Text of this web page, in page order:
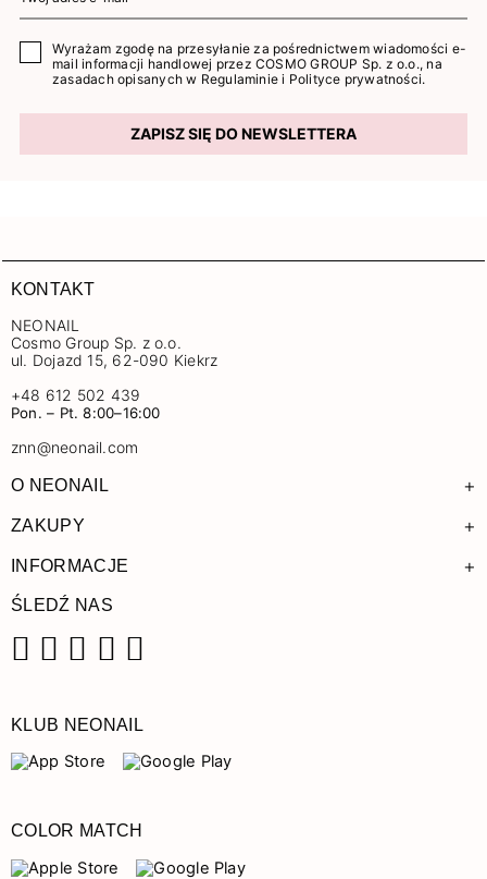
Wyrażam zgodę na przesyłanie za pośrednictwem wiadomości e-
mail informacji handlowej przez COSMO GROUP Sp. z o.o., na
zasadach opisanych w Regulaminie i Polityce prywatności.
ZAPISZ SIĘ DO NEWSLETTERA
KONTAKT
NEONAIL
Cosmo Group Sp. z o.o.
ul. Dojazd 15, 62-090 Kiekrz
+48 612 502 439
Pon. – Pt. 8:00–16:00
znn@neonail.com
O NEONAIL +
ZAKUPY +
INFORMACJE +
ŚLEDŹ NAS
KLUB NEONAIL
COLOR MATCH